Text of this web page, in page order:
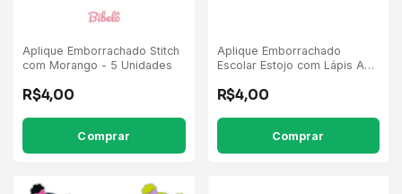
Aplique Emborrachado Stitch
com Morango - 5 Unidades
R$4,00
Aplique Emborrachado
Escolar Estojo com Lápis Azul
R$4,00